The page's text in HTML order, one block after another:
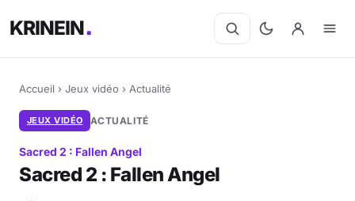
KRINEIN
Accueil › Jeux vidéo › Actualité
JEUX VIDÉO ACTUALITÉ
Sacred 2 : Fallen Angel
Sacred 2 : Fallen Angel